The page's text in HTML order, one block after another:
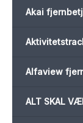
Akai
Alfaview
ALT SKAL